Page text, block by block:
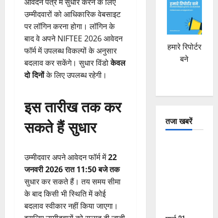
उम्मीदवारों को आधिकारिक वेबसाइट
पर लॉगिन करना होगा। लॉगिन के
बाद वे अपने NIFTEE 2026 आवेदन
फॉर्म में उपलब्ध विकल्पों के अनुसार
बदलाव कर सकेंगे। सुधार विंडोकेवल
दो दिनोंके लिए उपलब्ध रहेगी।
इस तारीख तक कर
सकते हैं सुधार
उम्मीदवार अपने आवेदन फॉर्म में22
जनवरी 2026 रात 11:50 बजे तक
सुधार कर सकते हैं। तय समय सीमा
के बाद किसी भी स्थिति में कोई
बदलाव स्वीकार नहीं किया जाएगा।
हमारे रिपोर्टर
बने
तजा खबरें